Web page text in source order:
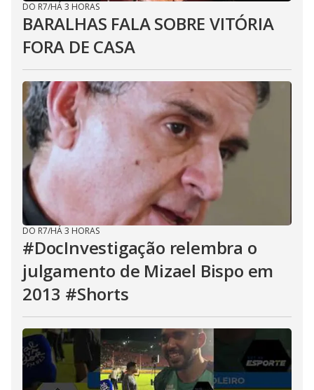
DO R7/HÁ 3 HORAS
BARALHAS FALA SOBRE VITÓRIA
FORA DE CASA
DO R7/HÁ 3 HORAS
#DocInvestigação relembra o
julgamento de Mizael Bispo em
2013 #Shorts